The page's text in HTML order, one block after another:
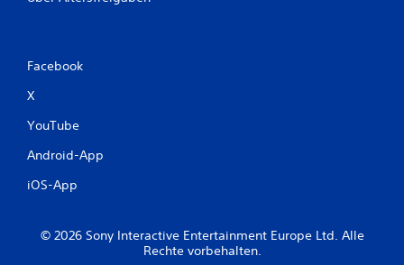
Facebook
X
YouTube
Android-App
iOS-App
© 2026 Sony Interactive Entertainment Europe Ltd. Alle
Rechte vorbehalten.